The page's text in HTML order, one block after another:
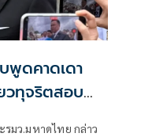
ดคาดเดา
ทุจริตสอบ
มว.มหาดไทย กล่าว